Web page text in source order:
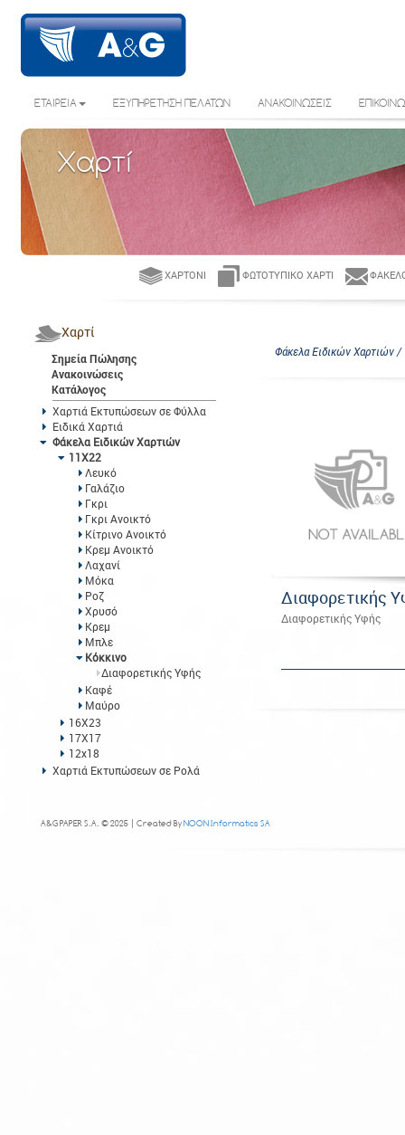
ΕΤΑΙΡΕΙΑ ΕΞΥΠΗΡΕΤΗΣΗ ΠΕΛΑΤΩΝ ΑΝΑΚΟΙΝΩΣΕΙΣ
Χαρτί
ΧΑΡΤΌΝΙ ΦΩΤΟΤΥΠΙΚΌ ΧΑΡΤΊ
Χαρτί
Σημεία Πώλησης
Ανακοινώσεις
Κατάλογος
Χαρτιά Εκτυπώσεων σε Φύλλα
Ειδικά Χαρτιά
Φάκελα Ειδικών Χαρτιών
11Χ22
Λευκό
Γαλάζιο
Γκρι
Γκρι Ανοικτό
Κίτρινο Ανοικτό
Κρεμ Ανοικτό
Λαχανί
Μόκα
Ροζ
Χρυσό
Κρεμ
Μπλε
Κόκκινο
Διαφορετικής Υφής
Καφέ
Μαύρο
16Χ23
17Χ17
12x18
Χαρτιά Εκτυπώσεων σε Ρολά
Φάκελα Ειδικών Χαρτιών /
Διαφορετικής
Διαφορετικής Υφής
A&G PAPER S.A. © 2025 | Created ByNOON Informatics SA